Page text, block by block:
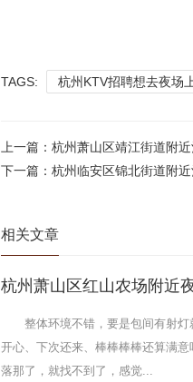
TAGS: 杭州KTV招聘想去夜场
上一篇： 杭州萧山区靖江街道附
下一篇： 杭州临安区锦北街道附
相关文章
杭州萧山区红山农场附近
整体环境不错，要是包间有射灯
开心、下次还来、棒棒棒棒还算满
落那了，就找不到了，感觉...